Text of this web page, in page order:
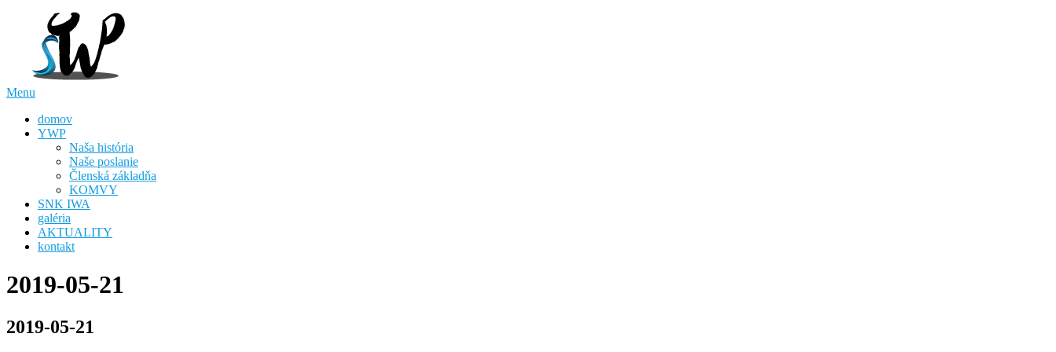
Menu
domov
YWP
Naša história
Naše poslanie
Členská základňa
KOMVY
SNK IWA
galéria
AKTUALITY
kontakt
2019-05-21
2019-05-21